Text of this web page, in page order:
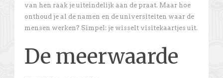
van hen raak je uiteindelijk aan de praat. Maar hoe
onthoud je al de namen en de universiteiten waar de
mensen werken? Simpel: je wisselt visitekaartjes uit.
De meerwaarde